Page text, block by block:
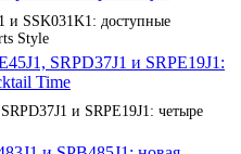
и SSK031K1: доступные
Style
и SRPE19J1: четыре